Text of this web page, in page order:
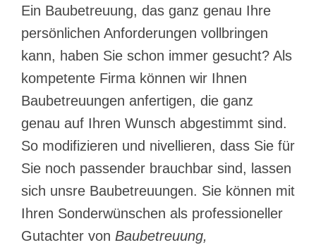
Ein Baubetreuung, das ganz genau Ihre
persönlichen Anforderungen vollbringen
kann, haben Sie schon immer gesucht? Als
kompetente Firma können wir Ihnen
Baubetreuungen anfertigen, die ganz
genau auf Ihren Wunsch abgestimmt sind.
So modifizieren und nivellieren, dass Sie für
Sie noch passender brauchbar sind, lassen
sich unsre Baubetreuungen. Sie können mit
Ihren Sonderwünschen als professioneller
Gutachter von Baubetreuung,